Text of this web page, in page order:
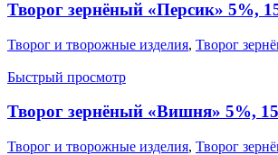
Творог зернёный «Персик» 5%,
Творог и творожные изделия, Творог
Быстрый просмотр
Творог зернёный «Вишня» 5%,
Творог и творожные изделия, Творог